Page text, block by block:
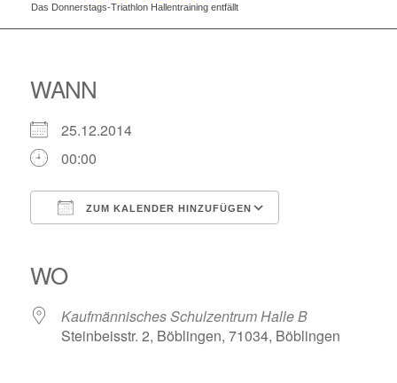
Das Donnerstags-Triathlon Hallentraining entfällt
WANN
25.12.2014
00:00
ZUM KALENDER HINZUFÜGEN
WO
Kaufmännisches Schulzentrum Halle B
Steinbeisstr. 2, Böblingen, 71034, Böblingen